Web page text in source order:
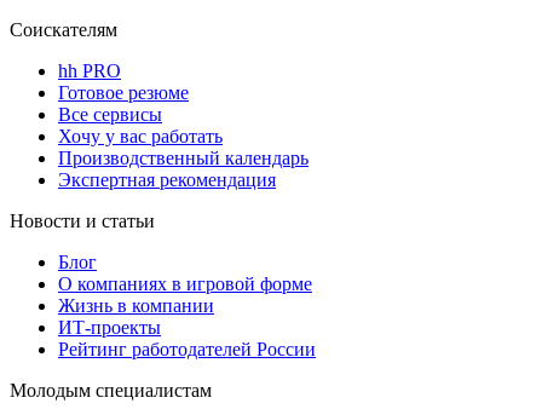
Соискателям
hh PRO
Готовое резюме
Все сервисы
Хочу у вас работать
Производственный календарь
Экспертная рекомендация
Новости и статьи
Блог
О компаниях в игровой форме
Жизнь в компании
ИТ-проекты
Рейтинг работодателей России
Молодым специалистам